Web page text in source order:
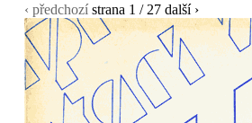
‹ předchozí strana 1 / 27 další ›